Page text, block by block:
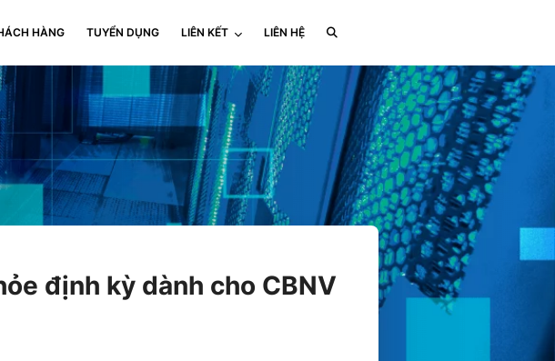
HÀNG TUYỂN DỤNG LIÊN KẾT LIÊN HỆ
định kỳ dành cho CBNV